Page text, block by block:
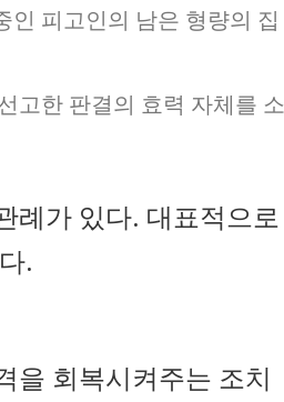
피고인의 남은 형량의 집
고한 판결의 효력 자체를 소
례가 있다. 대표적으로
.
을 회복시켜주는 조치